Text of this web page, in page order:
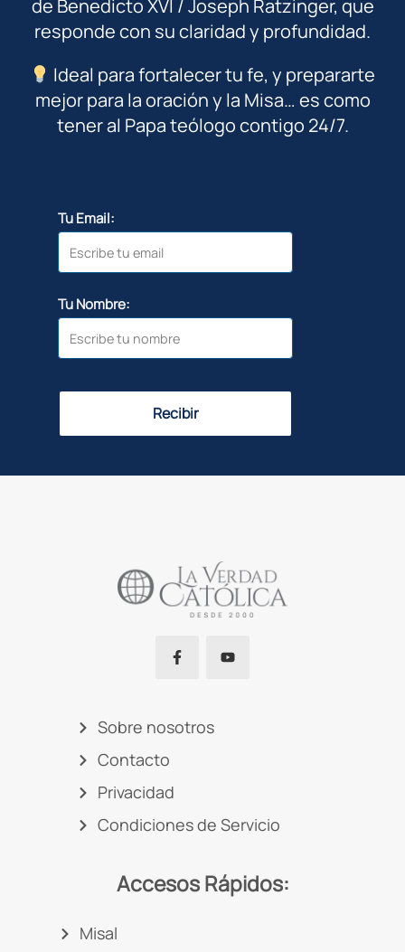
de Benedicto XVI / Joseph Ratzinger, que
responde con su claridad y profundidad.
Ideal para fortalecer tu fe, y prepararte
mejor para la oración y la Misa… es como
tener al Papa teólogo contigo 24/7.
Tu Email:
Tu Nombre:
Recibir
Sobre nosotros
Contacto
Privacidad
Condiciones de Servicio
Accesos Rápidos:
Misal